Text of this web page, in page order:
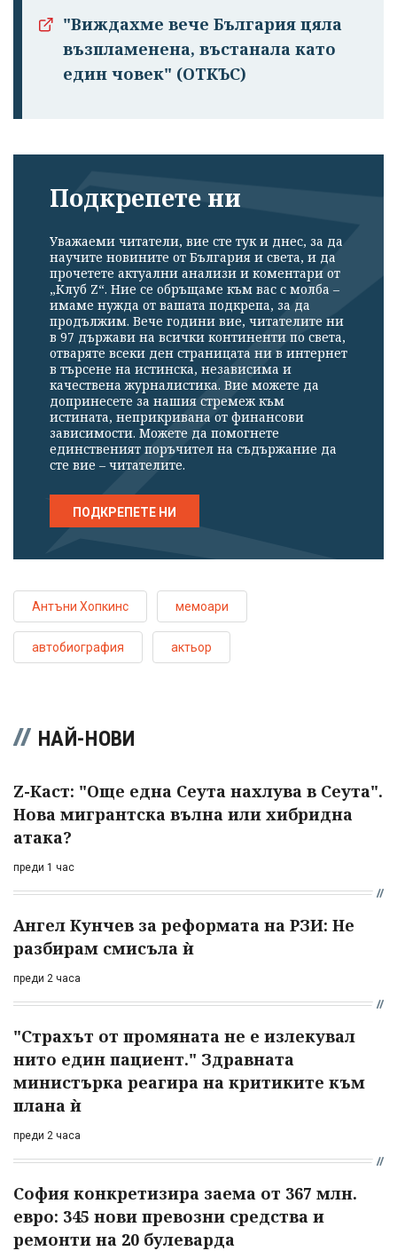
"Виждахме вече България цяла
възпламенена, въстанала като
един човек" (ОТКЪС)
Подкрепете ни
Уважаеми читатели, вие сте тук и днес, за да
научите новините от България и света, и да
прочетете актуални анализи и коментари от
„Клуб Z“. Ние се обръщаме към вас с молба –
имаме нужда от вашата подкрепа, за да
продължим. Вече години вие, читателите ни
в 97 държави на всички континенти по света,
отваряте всеки ден страницата ни в интернет
в търсене на истинска, независима и
качествена журналистика. Вие можете да
допринесете за нашия стремеж към
истината, неприкривана от финансови
зависимости. Можете да помогнете
единственият поръчител на съдържание да
сте вие – читателите.
ПОДКРЕПЕТЕ НИ
Антъни Хопкинс мемоари
автобиография актьор
НАЙ-НОВИ
Z-Каст: "Още една Сеута нахлува в Сеута".
Нова мигрантска вълна или хибридна
атака?
преди 1 час
Ангел Кунчев за реформата на РЗИ: Не
разбирам смисъла ѝ
преди 2 часа
"Страхът от промяната не е излекувал
нито един пациент." Здравната
министърка реагира на критиките към
плана ѝ
преди 2 часа
София конкретизира заема от 367 млн.
евро: 345 нови превозни средства и
ремонти на 20 булеварда